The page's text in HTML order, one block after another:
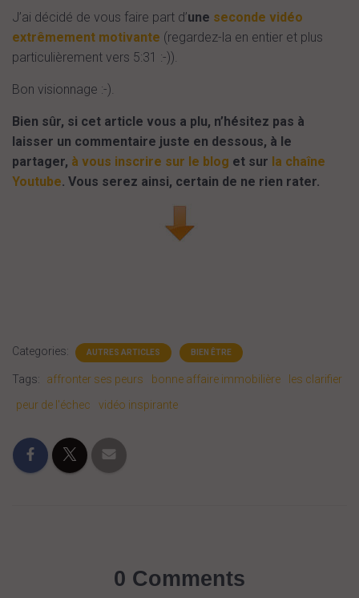
J’ai décidé de vous faire part d’une seconde vidéo
extrêmement motivante (regardez-la en entier et plus
particulièrement vers 5:31 :-)).
Bon visionnage :-).
Bien sûr, si cet article vous a plu, n’hésitez pas à
laisser un commentaire juste en dessous, à le
partager, à vous inscrire sur le blog et sur la chaîne
Youtube. Vous serez ainsi, certain de ne rien rater.
Categories: AUTRES ARTICLES BIEN ÊTRE
Tags: affronter ses peurs bonne affaire immobilière
les clarifier
peur de l'échec
vidéo inspirante
0 Comments